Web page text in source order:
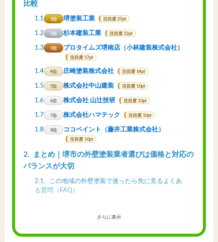
比較
1.1 1位 堺塗装工業 注目度 25pt
1.2 2位 杉本建装工業 注目度 22pt
1.3 3位 プロタイムズ堺南店（小林建装株式会社）
注目度 17pt
1.4 4位 庄崎塗装株式会社 注目度 14pt
1.5 5位 株式会社中山建装 注目度 10pt
1.6 6位 株式会社 山辻技研 注目度 10pt
1.7 7位 株式会社ハマテック 注目度 10pt
1.8 8位 ココペイント（藤井工業株式会社）
注目度 10pt
2
まとめ｜堺市の外壁塗装業者選びは価格と対応の
バランスが大切
2.1
この地域の外壁塗装で迷ったら先に見るよくあ
る質問（FAQ）
さらに表示